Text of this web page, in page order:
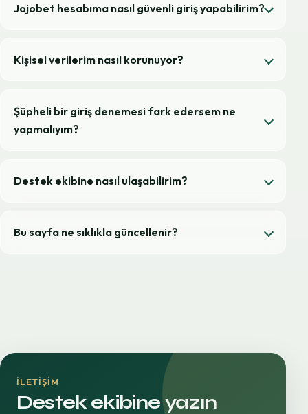
Jojobet hesabıma nasıl güvenli giriş yapabilirim?
Kişisel verilerim nasıl korunuyor?
Şüpheli bir giriş denemesi fark edersem ne
yapmalıyım?
Destek ekibine nasıl ulaşabilirim?
Bu sayfa ne sıklıkla güncellenir?
İLETIŞIM
Destek ekibine yazın